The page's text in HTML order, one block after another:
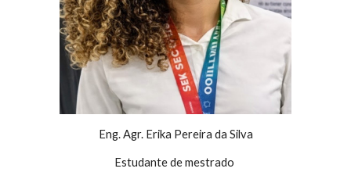
Eng. Agr. Erika Pereira da Silva
Estudante de mestrado